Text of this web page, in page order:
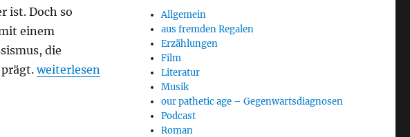
ist. Doch so
einem
die
prägt.„William Faulkner – Licht im August“
weiterlesen
Allgemein
aus fremden Regalen
Erzählungen
Film
Literatur
Musik
our pathetic age – Gegenwartsdiagnosen
Podcast
Roman